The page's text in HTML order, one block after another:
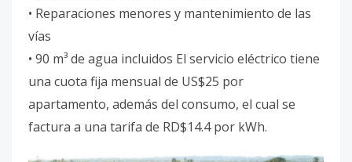
• Reparaciones menores y mantenimiento de las
vías
• 90 m³ de agua incluidos El servicio eléctrico tiene
una cuota fija mensual de US$25 por
apartamento, además del consumo, el cual se
factura a una tarifa de RD$14.4 por kWh.